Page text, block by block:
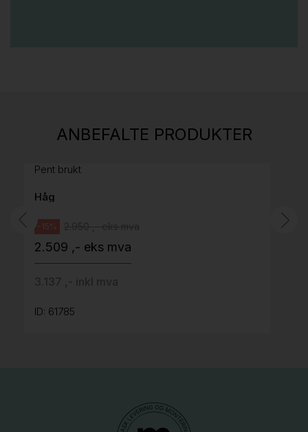
ANBEFALTE PRODUKTER
Pent brukt
Håg
-15%
2.509 ,- eks mva
ID: 61785